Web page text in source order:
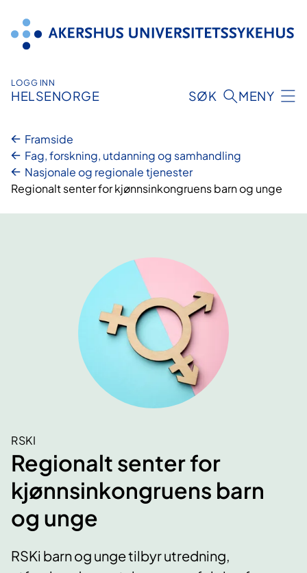
innhold
LOGG INN
HELSENORGE SØK MENY
Framside
Fag, forskning, utdanning og samhandling
Nasjonale og regionale tjenester
Regionalt senter for kjønnsinkongruens barn og unge
RSKI
Regionalt senter for
kjønnsinkongruens barn
og unge
RSKi barn og unge tilbyr utredning,